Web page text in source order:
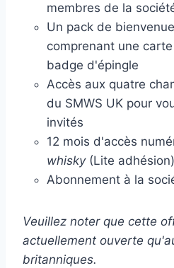
membres de la
Un pack de
comprenant une
badge d'épingle
Accès aux quatre
du SMWS UK pour
invités
12 mois d'accès
whisky (Lite adhésion)
Abonnement à la
Veuillez noter que cette
actuellement ouverte
britanniques.